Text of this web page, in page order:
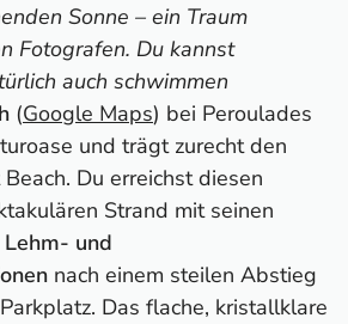
Sonne – ein Traum
Fotografen. Du kannst
auch schwimmen
(Google Maps) bei Peroulades
und trägt zurecht den
Du erreichst diesen
Strand mit seinen
und
nach einem steilen Abstieg
Das flache, kristallklare